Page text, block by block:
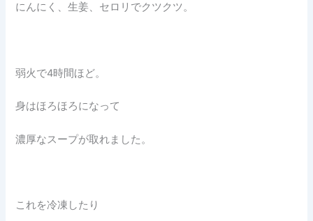
にんにく、生姜、セロリでクツクツ。
弱火で4時間ほど。
身はほろほろになって
濃厚なスープが取れました。
これを冷凍したり